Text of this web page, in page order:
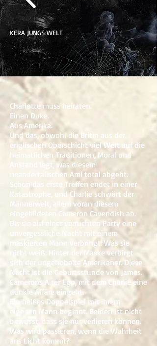
KERA JUNGS WELT
Charlotte muss heiraten.
Einen Duke.
Aus Amerika.
Und das, obwohl die Britin aus der
englischen Oberschicht viel Wert auf die
heimatlichen Traditionen, Moral und
Anstand legt, was diesem
neandertalischen Ami total abgeht.
Schon das erste Treffen endet in einer
Katastrophe, und Charlie schwört der
Männerwelt, allem voran diesem
eingebildeten Cameron Cavendish ab.
Bis sie auf einer verruchten Party eine
unvergessliche Nacht mit einem
maskierten Mann verbringt. Was sie
nicht weiß: Hinter der Maske verbirgt
sich der ungehobelte Amerikaner. Diese
Nacht ist die Geburtsstunde von James.
Camerons Alter Ego, mit dem Charlie eine
dunkle Affäre eingeht.
Ein heißes Doppelspiel mit ihrem
eigenen Mann beginnt. Beiden ist nicht
bewusst, dass sie nur verlieren können.
Was wird passieren, wenn die Wahrheit
ans Licht kommt?